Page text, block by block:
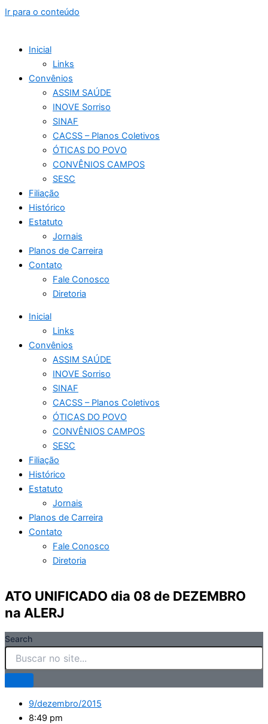
Ir para o conteúdo
Inicial
Links
Convênios
ASSIM SAÚDE
INOVE Sorriso
SINAF
CACSS – Planos Coletivos
ÓTICAS DO POVO
CONVÊNIOS CAMPOS
SESC
Filiação
Histórico
Estatuto
Jornais
Planos de Carreira
Contato
Fale Conosco
Diretoria
Inicial
Links
Convênios
ASSIM SAÚDE
INOVE Sorriso
SINAF
CACSS – Planos Coletivos
ÓTICAS DO POVO
CONVÊNIOS CAMPOS
SESC
Filiação
Histórico
Estatuto
Jornais
Planos de Carreira
Contato
Fale Conosco
Diretoria
ATO UNIFICADO dia 08 de DEZEMBRO
na ALERJ
Search
9/dezembro/2015
8:49 pm